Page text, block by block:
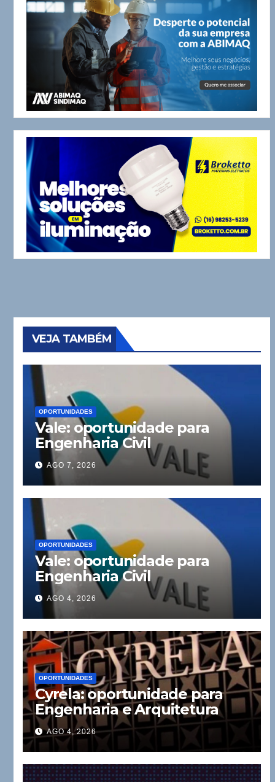
VEJA TAMBÉM
OPORTUNIDADES
Vale: oportunidade para
Engenharia Civil
AGO 7, 2026
OPORTUNIDADES
Vale: oportunidade para
Engenharia Civil
AGO 4, 2026
OPORTUNIDADES
Cyrela: oportunidade para
Engenharia e Arquitetura
AGO 4, 2026